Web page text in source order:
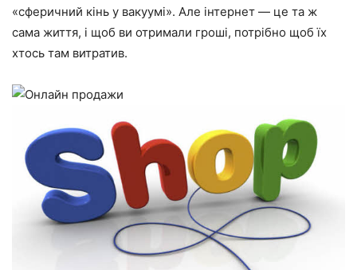
«сферичний кінь у вакуумі». Але інтернет — це та ж
сама життя, і щоб ви отримали гроші, потрібно щоб їх
хтось там витратив.